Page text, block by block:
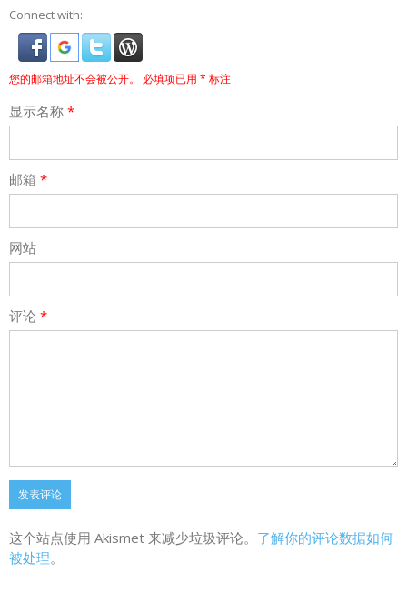
Connect with:
您的邮箱地址不会被公开。 必填项已用 * 标注
显示名称 *
邮箱 *
网站
评论 *
这个站点使用 Akismet 来减少垃圾评论。 了解你的评论数据如何
被处理。